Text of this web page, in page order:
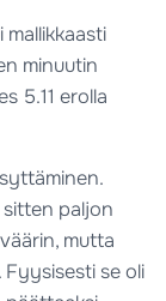
mallikkaasti
minuutin
5.11 erolla
paljon
mutta
Fyysisesti se oli